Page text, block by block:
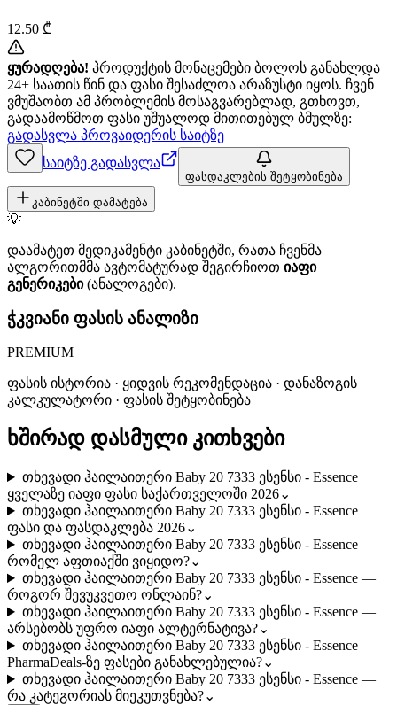
12.50 ₾
ყურადღება! პროდუქტის მონაცემები ბოლოს განახლდა
24+ საათის წინ და ფასი შესაძლოა არაზუსტი იყოს. ჩვენ
ვმუშაობთ ამ პრობლემის მოსაგვარებლად, გთხოვთ,
გადაამოწმოთ ფასი უშუალოდ მითითებულ ბმულზე:
გადასვლა პროვაიდერის საიტზე
საიტზე გადასვლა
ფასდაკლების შეტყობინება
კაბინეტში დამატება
💡
დაამატეთ მედიკამენტი კაბინეტში, რათა ჩვენმა
ალგორითმმა ავტომატურად შეგირჩიოთ იაფი
გენერიკები(ანალოგები).
ჭკვიანი ფასის ანალიზი
PREMIUM
ფასის ისტორია · ყიდვის რეკომენდაცია · დანაზოგის
კალკულატორი · ფასის შეტყობინება
ხშირად დასმული კითხვები
თხევადი ჰაილაითერი Baby 20 7333 ესენსი - Essence
ყველაზე იაფი ფასი საქართველოში 2026⌄
თხევადი ჰაილაითერი Baby 20 7333 ესენსი - Essence
ფასი და ფასდაკლება 2026⌄
თხევადი ჰაილაითერი Baby 20 7333 ესენსი - Essence —
რომელ აფთიაქში ვიყიდო?⌄
თხევადი ჰაილაითერი Baby 20 7333 ესენსი - Essence —
როგორ შევუკვეთო ონლაინ?⌄
თხევადი ჰაილაითერი Baby 20 7333 ესენსი - Essence —
არსებობს უფრო იაფი ალტერნატივა?⌄
თხევადი ჰაილაითერი Baby 20 7333 ესენსი - Essence —
PharmaDeals-ზე ფასები განახლებულია?⌄
თხევადი ჰაილაითერი Baby 20 7333 ესენსი - Essence —
რა კატეგორიას მიეკუთვნება?⌄